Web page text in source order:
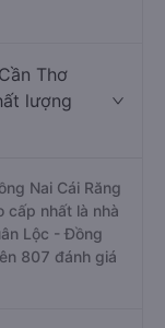
Thơ
lượng
Nai Cái Răng
cấp nhất là nhà
Lộc - Đồng
807 đánh giá